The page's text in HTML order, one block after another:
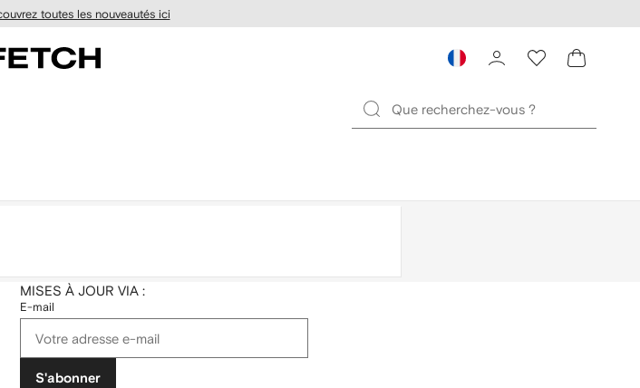
toutes les nouveautés ici
MISES À JOUR VIA :
E-mail
S'abonner